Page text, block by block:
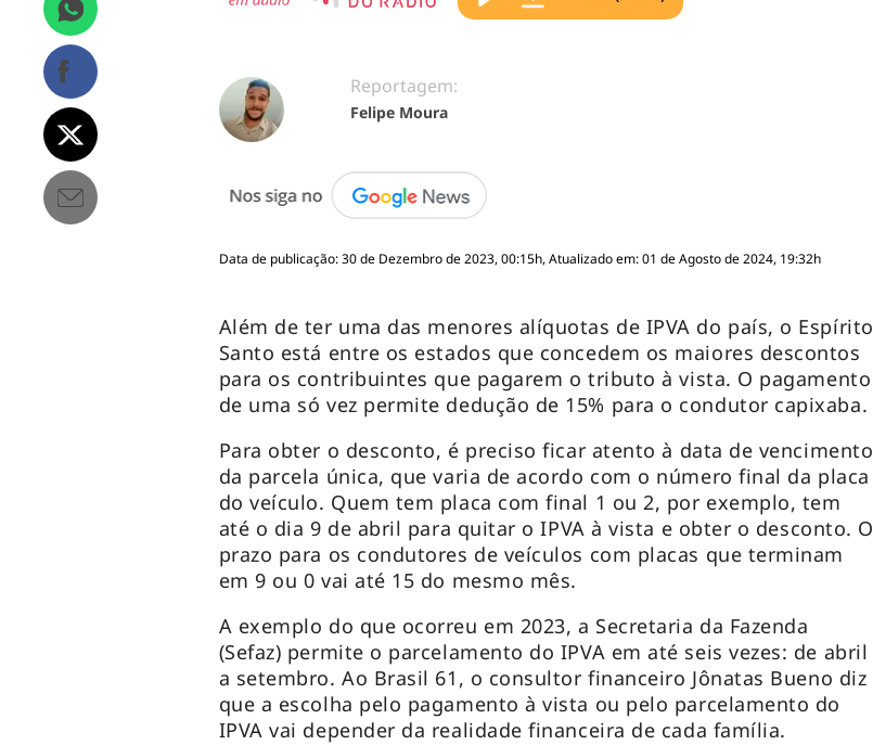
Reportagem:
Felipe Moura
Data de publicação: 30 de Dezembro de 2023, 00:15h, Atualizado em: 01 de Agosto de 2024, 19:32h
Além de ter uma das menores alíquotas de IPVA do país, o Espírito
Santo está entre os estados que concedem os maiores descontos
para os contribuintes que pagarem o tributo à vista. O pagamento
de uma só vez permite dedução de 15% para o condutor capixaba.
Para obter o desconto, é preciso ficar atento à data de vencimento
da parcela única, que varia de acordo com o número final da placa
do veículo. Quem tem placa com final 1 ou 2, por exemplo, tem
até o dia 9 de abril para quitar o IPVA à vista e obter o desconto. O
prazo para os condutores de veículos com placas que terminam
em 9 ou 0 vai até 15 do mesmo mês.
A exemplo do que ocorreu em 2023, a Secretaria da Fazenda
(Sefaz) permite o parcelamento do IPVA em até seis vezes: de abril
a setembro. Ao Brasil 61, o consultor financeiro Jônatas Bueno diz
que a escolha pelo pagamento à vista ou pelo parcelamento do
IPVA vai depender da realidade financeira de cada família.